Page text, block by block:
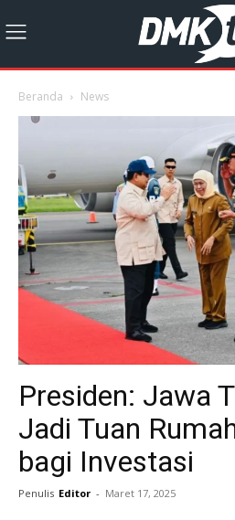
Beranda News
Presiden: Jawa
Jadi Tuan
bagi Investasi
Penulis Editor - Maret 17, 2025